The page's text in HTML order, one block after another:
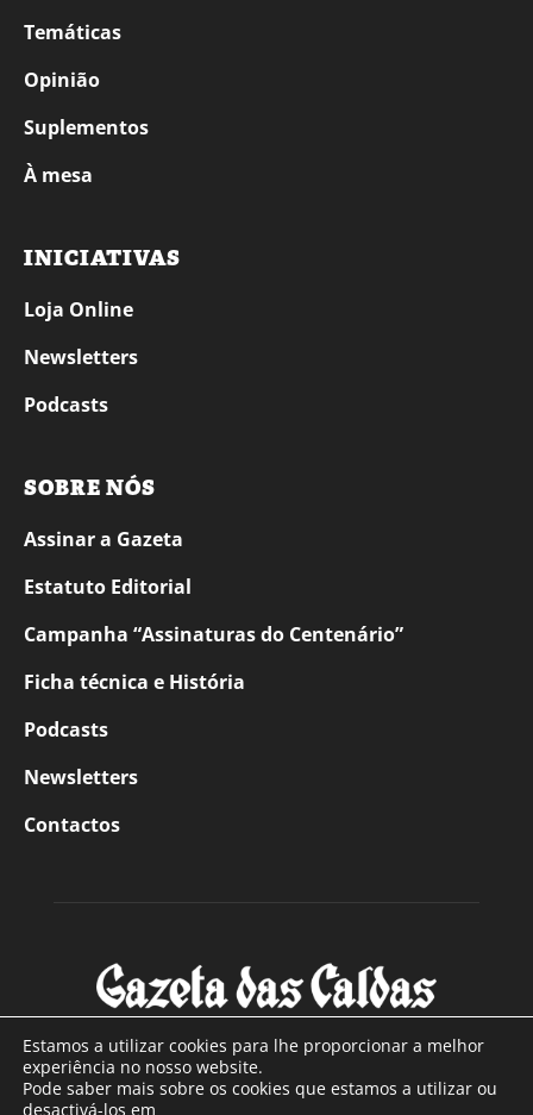
Temáticas
Opinião
Suplementos
À mesa
INICIATIVAS
Loja Online
Newsletters
Podcasts
SOBRE NÓS
Assinar a Gazeta
Estatuto Editorial
Campanha “Assinaturas do Centenário”
Ficha técnica e História
Podcasts
Newsletters
Contactos
SOBRE NÓS
Estamos a utilizar cookies para lhe proporcionar a melhor
experiência no nosso website.
Pode saber mais sobre os cookies que estamos a utilizar ou
desactivá-los em